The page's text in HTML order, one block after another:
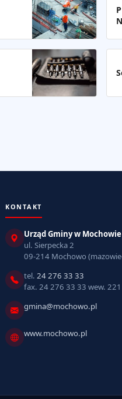
KONTAKT
Urząd Gminy w Mochowie
ul. Sierpecka 2
09-214 Mochowo
tel. 24 276 33 33
fax. 24 276 33 33 wew. 221
gmina@mochowo.pl
www.mochowo.pl